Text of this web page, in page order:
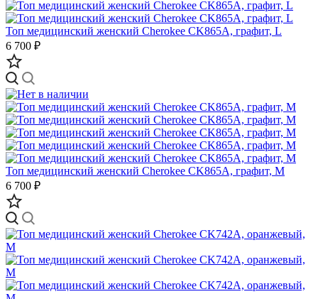
Топ медицинский женский Cherokee CK865A, графит, L
6 700 ₽
Топ медицинский женский Cherokee CK865A, графит, M
6 700 ₽